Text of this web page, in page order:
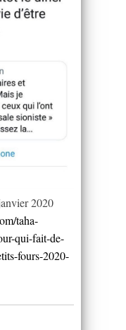
2020
taha-
qui-fait-de-
fours-2020-